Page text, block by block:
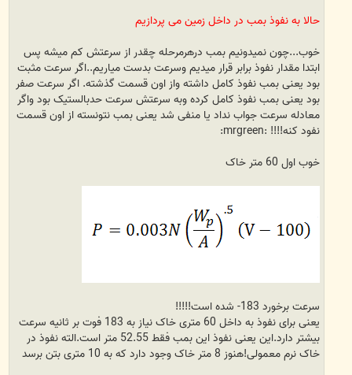
حالا به نفوذ بمب در داخل زمین می پردازیم
خوب...چون نمیدونیم بمب درهرمرحله چقدر از سرعتش کم میشه پس
ابتدا مقدار نفوذ برابر قرار میدیم وسرعت بدست میاریم..اگر سرعت مثبت
بود یعنی بمب نفوذ کامل داشته واز اون قسمت گذشته. اگر سرعت صفر
بود یعنی بمب نفوذ کامل کرده وبه سرعتش سرعت حدبالستیک بود واگر
معادله سرعت جواب نداد یا منفی شد یعنی بمب نتونسته از اون قسمت
نفود کنه!!!! :mrgreen:
خوب اول 60 متر خاک
سرعت برخورد 183- شده است!!!!!
یعنی برای نفوذ به داخل 60 متری خاک نیاز به 183 فوت بر ثانیه سرعت
بیشتر دارد.این یعنی نفوذ این بمب فقط 52.55 متر است.الته نفوذ در
خاک نرم معمولی!هنوز 8 متر خاک وجود دارد که به 10 متری بتن برسد